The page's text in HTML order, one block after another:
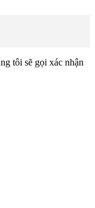
tôi sẽ gọi xác nhận